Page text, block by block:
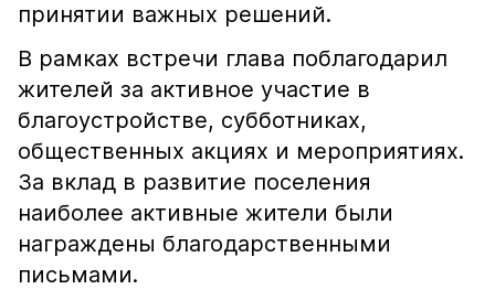
принятии важных решений.
В рамках встречи глава поблагодарил
жителей за активное участие в
благоустройстве, субботниках,
общественных акциях и мероприятиях.
За вклад в развитие поселения
наиболее активные жители были
награждены благодарственными
письмами.